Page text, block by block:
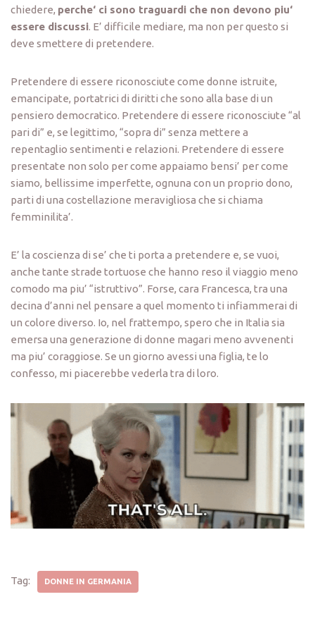
chiedere, perche‘ ci sono traguardi che non devono piu‘
essere discussi. E’ difficile mediare, ma non per questo si
deve smettere di pretendere.
Pretendere di essere riconosciute come donne istruite,
emancipate, portatrici di diritti che sono alla base di un
pensiero democratico. Pretendere di essere riconosciute “al
pari di” e, se legittimo, “sopra di” senza mettere a
repentaglio sentimenti e relazioni. Pretendere di essere
presentate non solo per come appaiamo bensi’ per come
siamo, bellissime imperfette, ognuna con un proprio dono,
parti di una costellazione meravigliosa che si chiama
femminilita’.
E’ la coscienza di se’ che ti porta a pretendere e, se vuoi,
anche tante strade tortuose che hanno reso il viaggio meno
comodo ma piu’ “istruttivo”. Forse, cara Francesca, tra una
decina d’anni nel pensare a quel momento ti infiammerai di
un colore diverso. Io, nel frattempo, spero che in Italia sia
emersa una generazione di donne magari meno avvenenti
ma piu’ coraggiose. Se un giorno avessi una figlia, te lo
confesso, mi piacerebbe vederla tra di loro.
Tag: DONNE IN GERMANIA